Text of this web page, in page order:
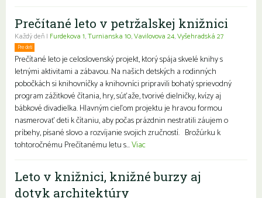
Prečítané leto v petržalskej knižnici
Každý deň | Furdekova 1,Turnianska 10,Vavilovova 24,Vyšehradská 27
Pre deti
Prečítané leto je celoslovenský projekt, ktorý spája skvelé knihy s
letnými aktivitami a zábavou. Na našich detských a rodinných
pobočkách si knihovníčky a knihovníci pripravili bohatý sprievodný
program zážitkové čítania, hry, súťaže, tvorivé dielničky, kvízy aj
bábkové divadielka. Hlavným cieľom projektu je hravou formou
nasmerovať deti k čítaniu, aby počas prázdnin nestratili záujem o
príbehy, písané slovo a rozvíjanie svojich zručností. Brožúrku k
tohtoročnému Prečítanému letu s...Viac
Leto v knižnici, knižné burzy aj
dotyk architektúry